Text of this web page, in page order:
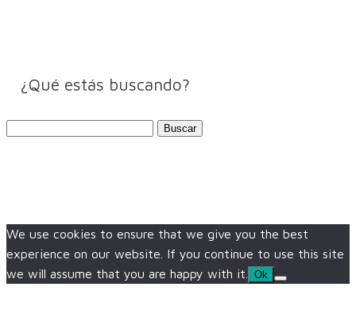
¿Qué estás buscando?
We use cookies to ensure that we give you the best
experience on our website. If you continue to use this site
we will assume that you are happy with it.
Ok